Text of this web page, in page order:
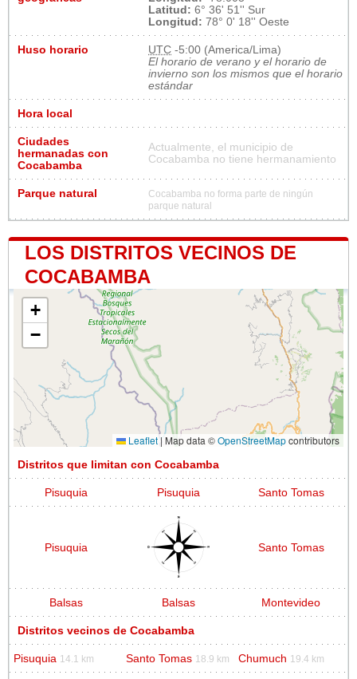
Latitud: 6° 36' 51'' Sur
Longitud: 78° 0' 18'' Oeste
Huso horario UTC -5:00 (America/Lima)
El horario de verano y el horario de
invierno son los mismos que el horario
estándar
Hora local
Ciudades
hermanadas con
Cocabamba
Actualmente, el municipio de
Cocabamba no tiene hermanamiento
Parque natural
Cocabamba no forma parte de ningún
parque natural
LOS DISTRITOS VECINOS DE
COCABAMBA
+
−
Leaflet | Map data ©OpenStreetMapcontributors
Distritos que limitan con Cocabamba
Pisuquia Pisuquia Santo Tomas
Pisuquia Santo Tomas
Balsas Balsas Montevideo
Distritos vecinos de Cocabamba
Pisuquia 14.1 km Santo Tomas 18.9 km Chumuch 19.4 km